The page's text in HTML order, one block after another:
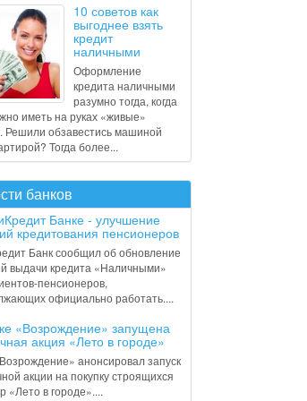
10 советов как
выгоднее взять
кредит
наличными
Оформление
кредита наличными
разумно тогда, когда
иметь на руках «живые»
Решили обзавестись машиной
Тогда более...
банков
Банке - улучшение
кредитования пенсионеров
Банк сообщил об обновление
выдачи кредита «Наличными»
пенсионеров,
официально работать....
«Возрождение» запущена
акция «Лето в городе»
анонсировал запуск
акции на покупку строящихся
«Лето в городе»....